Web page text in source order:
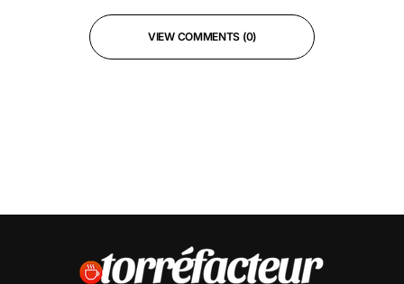
VIEW COMMENTS (0)